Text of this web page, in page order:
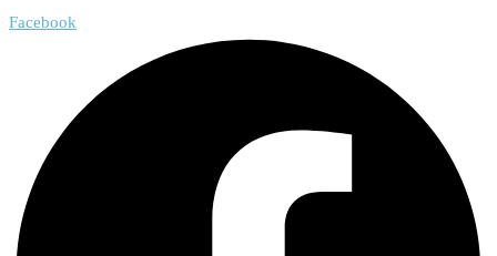
Facebook